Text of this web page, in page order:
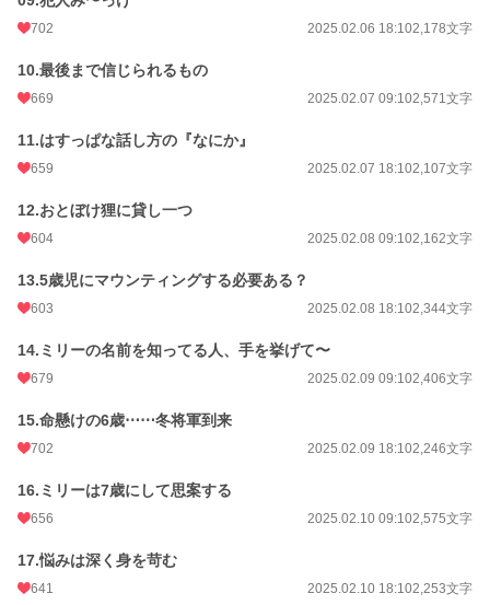
702 2025.02.06 18:102,178文字
10.最後まで信じられるもの
669 2025.02.07 09:102,571文字
11.はすっぱな話し方の『なにか』
659 2025.02.07 18:102,107文字
12.おとぼけ狸に貸し一つ
604 2025.02.08 09:102,162文字
13.5歳児にマウンティングする必要ある？
603 2025.02.08 18:102,344文字
14.ミリーの名前を知ってる人、手を挙げて〜
679 2025.02.09 09:102,406文字
15.命懸けの6歳⋯⋯冬将軍到来
702 2025.02.09 18:102,246文字
16.ミリーは7歳にして思案する
656 2025.02.10 09:102,575文字
17.悩みは深く身を苛む
641 2025.02.10 18:102,253文字